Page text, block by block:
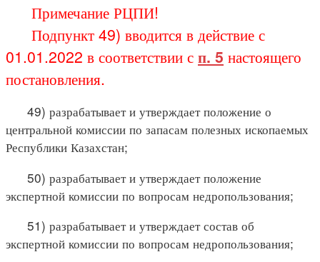
Примечание РЦПИ!
Подпункт 49) вводится в действие с
01.01.2022 в соответствии с п. 5 настоящего
постановления.
49) разрабатывает и утверждает положение о
центральной комиссии по запасам полезных ископаемых
Республики Казахстан;
50) разрабатывает и утверждает положение
экспертной комиссии по вопросам недропользования;
51) разрабатывает и утверждает состав об
экспертной комиссии по вопросам недропользования;